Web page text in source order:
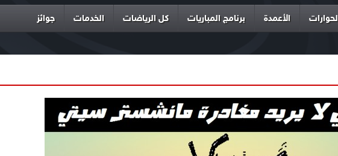
الأعمدة برنامج المباريات كل الرياضات الخدمات جوائز